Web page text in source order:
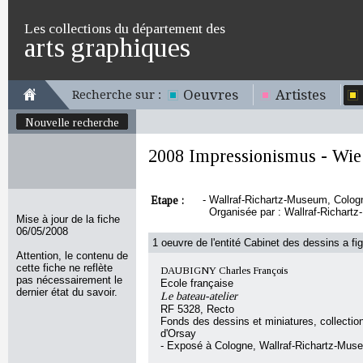
Les collections du département des
arts graphiques
Recherche sur : Oeuvres Artistes
Nouvelle recherche
Mise à jour de la fiche
06/05/2008
Attention, le contenu de
cette fiche ne reflète
pas nécessairement le
dernier état du savoir.
2008 Impressionismus -
Etape : - Wallraf-Richartz-Museum,
Organisée par : Wallraf-
1 oeuvre de l'entité Cabinet des dessins a
DAUBIGNY Charles François
Ecole française
Le bateau-atelier
RF 5328, Recto
Fonds des dessins et miniatures,
d'Orsay
- Exposé à Cologne, Wallraf-Richartz-